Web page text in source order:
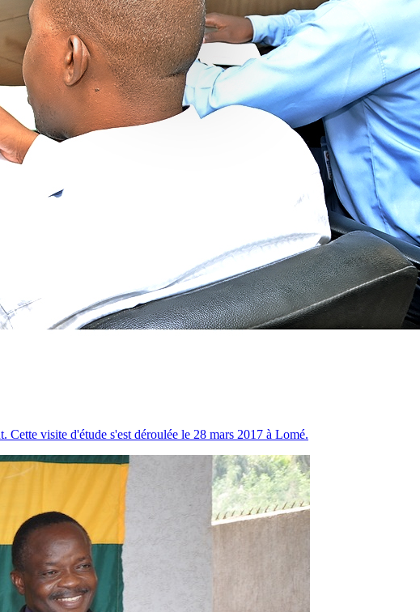
visite d'étude s'est déroulée le 28 mars 2017 à Lomé.